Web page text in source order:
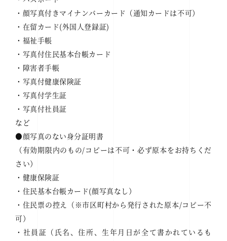
・顔写真付きマイナンバーカード（通知カードは不可）
・在留カード(外国人登録証)
・福祉手帳
・写真付住民基本台帳カード
・障害者手帳
・写真付健康保険証
・写真付学生証
・写真付社員証
など
●顔写真のない身分証明書
（有効期限内のもの/コピーは不可・必ず原本をお持ちくだ
さい）
・健康保険証
・住民基本台帳カード(顔写真なし）
・住民票の控え（※市区町村から発行された原本/コピー不
可）
・社員証（氏名、住所、生年月日が全て書かれているも